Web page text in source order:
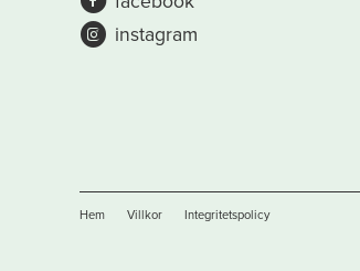
instagram
Hem Villkor Integritetspolicy